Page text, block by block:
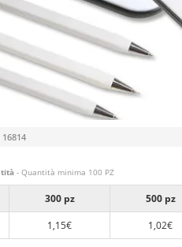
16814
- Quantità minima 100 PZ
300 pz 500 pz
1,15€ 1,02€